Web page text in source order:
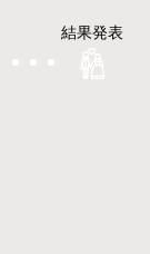
結果発表